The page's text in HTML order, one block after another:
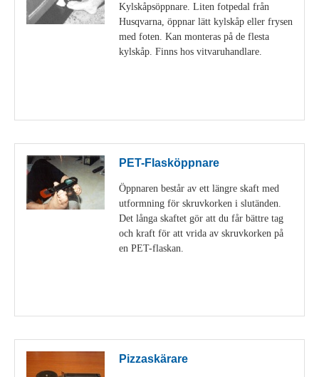
Kylskåpsöppnare. Liten fotpedal från
Husqvarna, öppnar lätt kylskåp eller frysen
med foten. Kan monteras på de flesta
kylskåp. Finns hos vitvaruhandlare.
PET-Flasköppnare
Öppnaren består av ett längre skaft med
utformning för skruvkorken i slutänden.
Det långa skaftet gör att du får bättre tag
och kraft för att vrida av skruvkorken på
en PET-flaskan.
Pizzaskärare